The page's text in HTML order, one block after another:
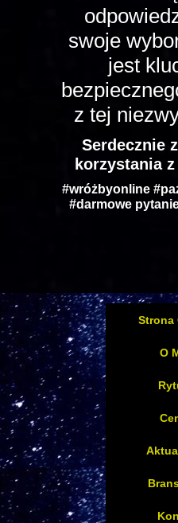
swoje
jest
z tej
Serdecznie
korzystania z
#wróżbyonline
#darmowe
Strona
O